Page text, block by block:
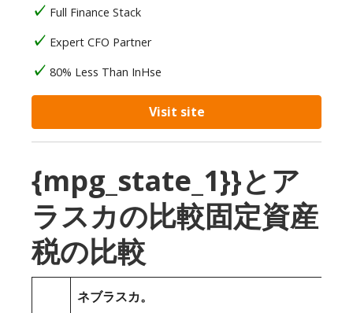
Full Finance Stack
Expert CFO Partner
80% Less Than InHse
Visit site
{mpg_state_1}}とア
ラスカの比較固定資産
税の比較
ネブラスカ。